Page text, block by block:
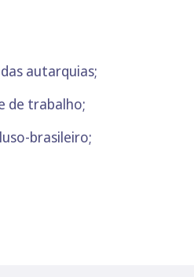
autarquias;
de trabalho;
brasileiro;